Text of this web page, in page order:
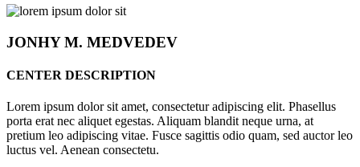
JONHYM. MEDVEDEV
CENTER DESCRIPTION
Lorem ipsum dolor sit amet, consectetur adipiscing elit. Phasellus
porta erat nec aliquet egestas. Aliquam blandit neque urna, at
pretium leo adipiscing vitae. Fusce sagittis odio quam, sed auctor leo
luctus vel. Aenean consectetu.